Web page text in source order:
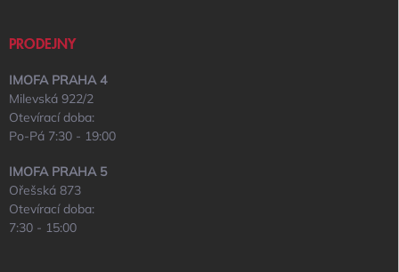
PRODEJNY
IMOFA PRAHA 4
Milevská 922/2
Otevírací doba:
Po-Pá 7:30 - 19:00
IMOFA PRAHA 5
Ořešská 873
Otevírací doba:
7:30 - 15:00